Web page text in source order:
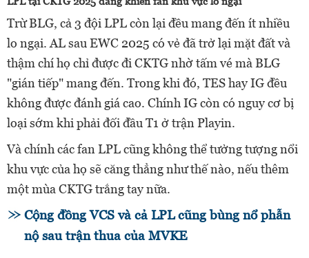
Trừ BLG, cả 3 đội LPL còn lại đều mang đến ít nhiều
lo ngại. AL sau EWC 2025 có vẻ đã trở lại mặt đất và
thậm chí họ chỉ được đi CKTG nhờ tấm vé mà BLG
"gián tiếp" mang đến. Trong khi đó, TES hay IG đều
không được đánh giá cao. Chính IG còn có nguy cơ bị
loại sớm khi phải đối đầu T1 ở trận Playin.
Và chính các fan LPL cũng không thể tưởng tượng nổi
khu vực của họ sẽ căng thẳng như thế nào, nếu thêm
một mùa CKTG trắng tay nữa.
Cộng đồng VCS và cả LPL cũng bùng nổ phẫn
nộ sau trận thua của MVKE